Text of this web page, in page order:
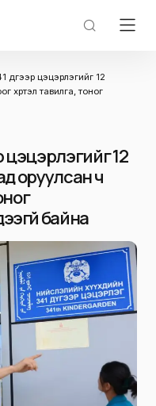
дүгээр цэцэрлэгийг 12
хүртэл тавилга, тоног
цэцэрлэгийг 12
оруулсан ч
байна